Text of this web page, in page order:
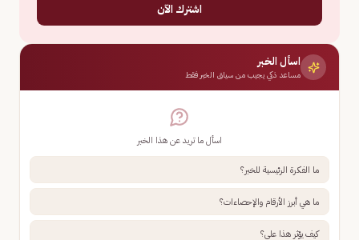
اشترك الآن
اسأل الخبر
مساعد ذكي يجيب من سياق الخبر فقط
اسأل ما تريد عن هذا الخبر
ما الفكرة الرئيسية للخبر؟
ما هي أبرز الأرقام والإحصاءات؟
كيف يؤثر هذا علي؟